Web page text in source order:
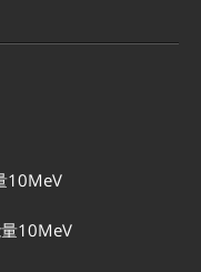
10MeV
10MeV